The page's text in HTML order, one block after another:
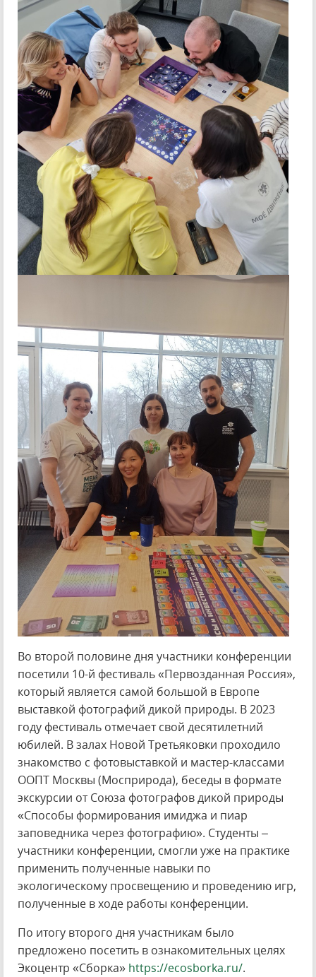
Во второй половине дня участники конференции
посетили 10-й фестиваль «Первозданная Россия»,
который является самой большой в Европе
выставкой фотографий дикой природы. В 2023
году фестиваль отмечает свой десятилетний
юбилей. В залах Новой Третьяковки проходило
знакомство с фотовыставкой и мастер-классами
ООПТ Москвы (Мосприрода), беседы в формате
экскурсии от Союза фотографов дикой природы
«Способы формирования имиджа и пиар
заповедника через фотографию». Студенты –
участники конференции, смогли уже на практике
применить полученные навыки по
экологическому просвещению и проведению игр,
полученные в ходе работы конференции.
По итогу второго дня участникам было
предложено посетить в ознакомительных целях
Экоцентр «Сборка» https://ecosborka.ru/.